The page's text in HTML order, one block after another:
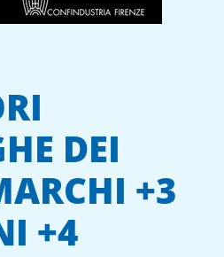
DEI
+3
+4